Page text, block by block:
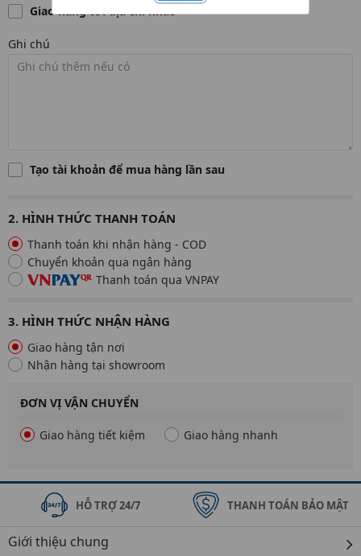
Giao hàng tới địa chỉ khác
Ghi chú
Tạo tài khoản để mua hàng lần sau
2. HÌNH THỨC THANH TOÁN
Thanh toán khi nhận hàng - COD
Chuyển khoản qua ngân hàng
Thanh toán qua VNPAY
3. HÌNH THỨC NHẬN HÀNG
Giao hàng tận nơi
Nhận hàng tại showroom
ĐƠN VỊ VẬN CHUYỂN
Giao hàng tiết kiệm Giao hàng nhanh
HỖ TRỢ 24/7 THANH TOÁN BẢO MẬT
Giới thiệu chung